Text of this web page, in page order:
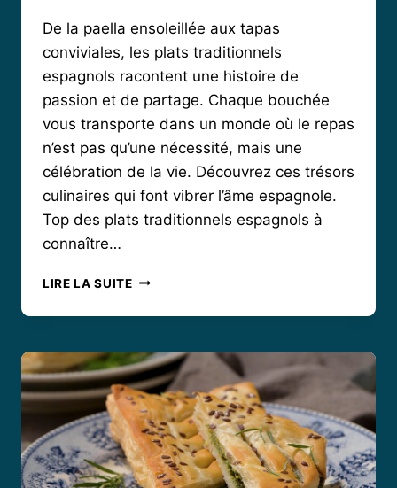
De la paella ensoleillée aux tapas
conviviales, les plats traditionnels
espagnols racontent une histoire de
passion et de partage. Chaque bouchée
vous transporte dans un monde où le repas
n’est pas qu’une nécessité, mais une
célébration de la vie. Découvrez ces trésors
culinaires qui font vibrer l’âme espagnole.
Top des plats traditionnels espagnols à
connaître…
LIRE LA SUITELES
TRADITIONNELS
QUI
VOUS
TRANSPORTERONT
AU
CŒUR
DE
L’ESPAGNE